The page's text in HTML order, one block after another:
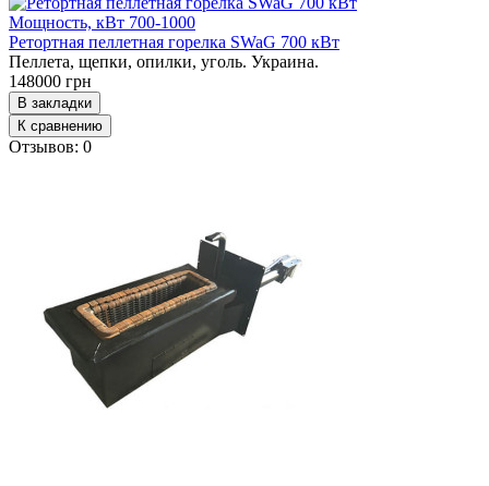
Мощность, кВт 700-1000
Ретортная пеллетная горелка SWaG 700 кВт
Пеллета, щепки, опилки, уголь. Украина.
148000 грн
В закладки
К сравнению
Отзывов: 0